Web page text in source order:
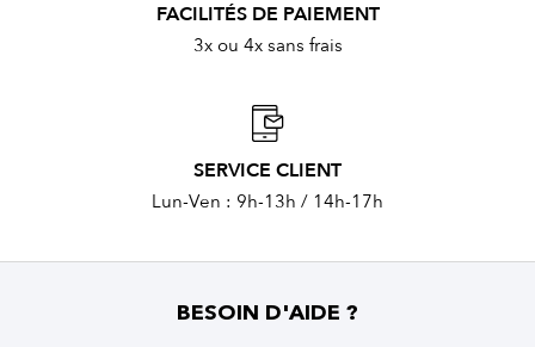
FACILITÉS DE PAIEMENT
3x ou 4x sans frais
SERVICE CLIENT
Lun-Ven : 9h-13h / 14h-17h
BESOIN D'AIDE ?